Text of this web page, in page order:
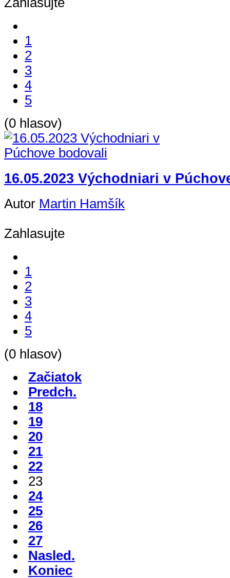
1
2
3
4
5
(0 hlasov)
16.05.2023 Východniari v
Autor Martin Hamšík
Zahlasujte
1
2
3
4
5
(0 hlasov)
Začiatok
Predch.
18
19
20
21
22
23
24
25
26
27
Nasled.
Koniec